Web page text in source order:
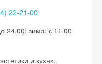
22-21-00
24.00; зима: с 11.00
и кухни,